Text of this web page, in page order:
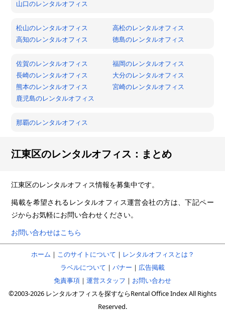
山口のレンタルオフィス
松山のレンタルオフィス
高松のレンタルオフィス
高知のレンタルオフィス
徳島のレンタルオフィス
佐賀のレンタルオフィス
福岡のレンタルオフィス
長崎のレンタルオフィス
大分のレンタルオフィス
熊本のレンタルオフィス
宮崎のレンタルオフィス
鹿児島のレンタルオフィス
那覇のレンタルオフィス
江東区のレンタルオフィス：まとめ
江東区のレンタルオフィス情報を募集中です。
掲載を希望されるレンタルオフィス運営会社の方は、下記ペー
ジからお気軽にお問い合わせください。
お問い合わせはこちら
ホーム ｜ このサイトについて ｜ レンタルオフィスとは？
ラベルについて ｜ バナー ｜ 広告掲載
免責事項 ｜ 運営スタッフ ｜ お問い合わせ
©2003-2026 レンタルオフィスを探すならRental Office Index All Rights
Reserved.